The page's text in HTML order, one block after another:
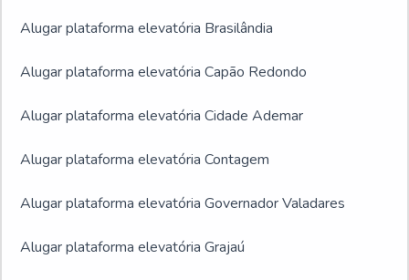
Alugar plataforma elevatória Brasilândia
Alugar plataforma elevatória Capão Redondo
Alugar plataforma elevatória Cidade Ademar
Alugar plataforma elevatória Contagem
Alugar plataforma elevatória Governador Valadares
Alugar plataforma elevatória Grajaú